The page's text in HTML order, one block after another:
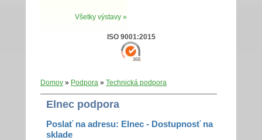
Všetky výstavy »
ISO 9001:2015
Domov » Podpora » Technická podpora
Elnec podpora
Poslať na adresu: Elnec - Dostupnosť na
sklade